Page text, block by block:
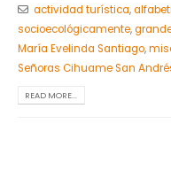
actividad turística,
socioecológicamente,
María Evelinda Santiago,
Señoras Cihuame San
READ MORE...